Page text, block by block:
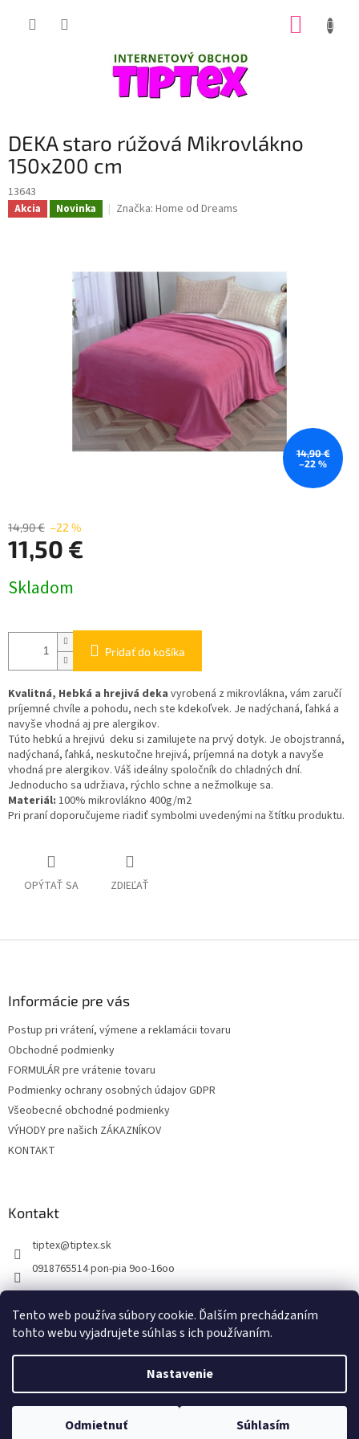
Tento web používa súbory cookie. Ďalším prechádzaním
tohto webu vyjadrujete súhlas s ich používaním.
Nastavenie
Odmietnuť Súhlasím
DEKA staro rúžová Mikrovlákno
150x200 cm
13643
Akcia Novinka Značka: Home od Dreams
14,90 €
–22 %
14,90 € –22 %
11,50 €
cena:
Skladom
Pridať do košíka
Kvalitná, Hebká a hrejivá deka vyrobená z mikrovlákna, vám zaručí
príjemné chvíle a pohodu, nech ste kdekoľvek. Je nadýchaná, ľahká a
navyše vhodná aj pre alergikov.
Túto hebkú a hrejivú deku si zamilujete na prvý dotyk. Je obojstranná,
nadýchaná, ľahká, neskutočne hrejivá, príjemná na dotyk a navyše
vhodná pre alergikov. Váš ideálny spoločník do chladných dní.
Jednoducho sa udržiava, rýchlo schne a nežmolkuje sa.
Materiál: 100% mikrovlákno 400g/m2
Pri praní doporučujeme riadiť symbolmi uvedenými na štítku produktu.
OPÝTAŤ SA ZDIEĽAŤ
Informácie pre vás
Postup pri vrátení, výmene a reklamácii tovaru
Obchodné podmienky
FORMULÁR pre vrátenie tovaru
Podmienky ochrany osobných údajov GDPR
Všeobecné obchodné podmienky
VÝHODY pre našich ZÁKAZNÍKOV
KONTAKT
Kontakt
tiptex@tiptex.sk
0918765514 pon-pia 9oo-16oo
Copyright 2026TipTex. Všetky práva vyhradené.Upraviť nastavenie